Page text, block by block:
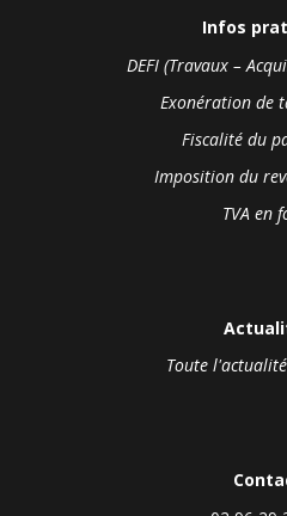
Infos
DEFI (Travaux –
Exonération de
Fiscalité du
Imposition du
TVA en
Toute